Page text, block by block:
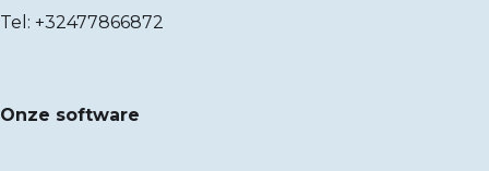
Tel: +32477866872
Onze software